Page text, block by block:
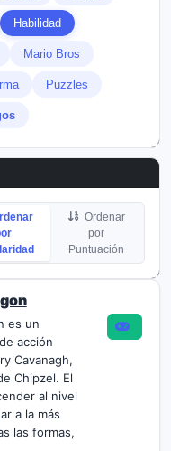
Habilidad
Mario Bros
Puzzles
Ordenar
por
Puntuación
es un
acción
Cavanagh,
Chipzel. El
al nivel
a la más
las formas,